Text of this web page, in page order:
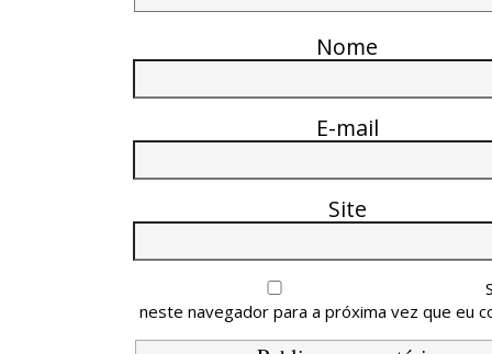
Nome
E-mail
Site
neste navegador para a próxima vez que eu